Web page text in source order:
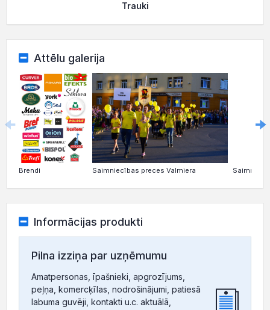
Trauki
Attēlu galerija
Brendi Saimniecības preces Valmiera
Informācijas produkti
Pilna izziņa par uzņēmumu
Amatpersonas, īpašnieki, apgrozījums,
peļņa, komercķīlas, nodrošinājumi, patiesā
labuma guvēji, kontakti u.c. aktuālā,